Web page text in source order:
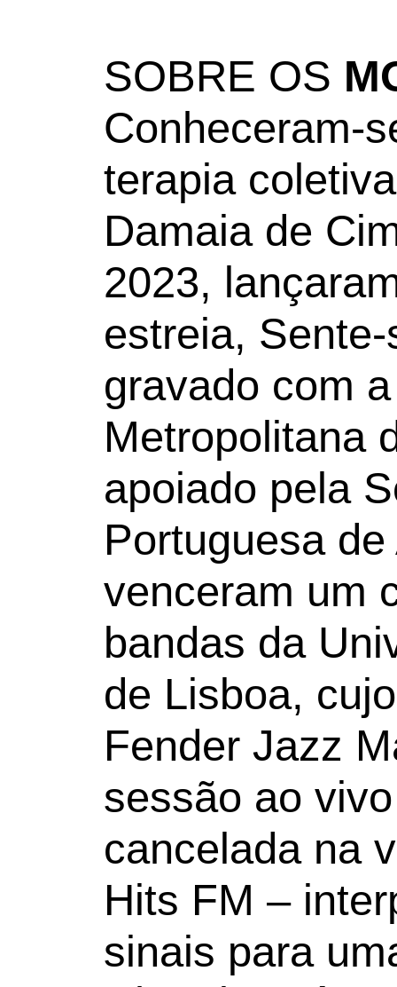
SOBRE OS
Conheceram-
terapia
Damaia de
2023,
estreia,
gravado com
Metropolitana
apoiado pela
Portuguesa
venceram um
bandas da
de Lisboa,
Fender Jazz
sessão ao
cancelada na
Hits FM –
sinais para